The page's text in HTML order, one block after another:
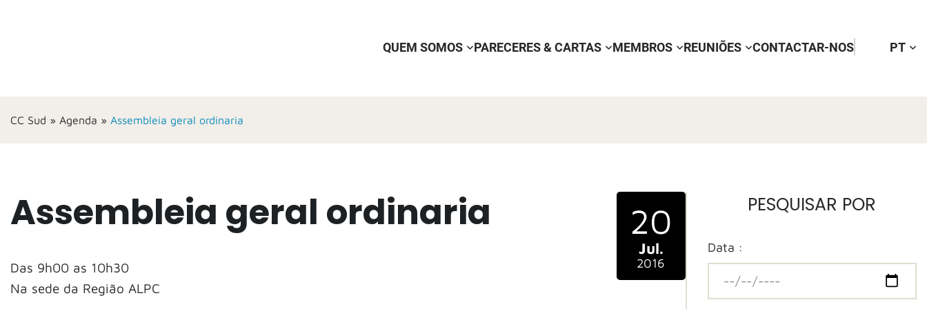
QUEM SOMOS PARECERES & CARTAS MEMBROS REUNIÕES CONTACTAR-NOS PT
CC Sud » Agenda » Assembleia geral ordinaria
Assembleia geral ordinaria
Das 9h00 as 10h30
Na sede da Região ALPC
20
Jul.
2016
PESQUISAR POR
Data :